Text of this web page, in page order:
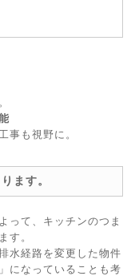
事も視野に。
ます。
って、キッチンのつま
す。
水経路を変更した物件
になっていることも考